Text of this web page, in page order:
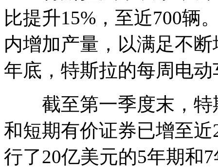
比提升15%，至近700辆
内增加产量，以满足不
年底，特斯拉的每周电
截至第一季度末，特
和短期有价证券已增至
行了20亿美元的5年期和